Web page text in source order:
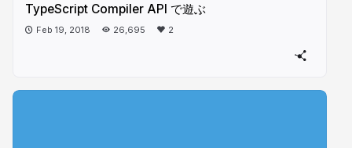
TypeScript Compiler API で遊ぶ
Feb 19, 2018 26,695 2